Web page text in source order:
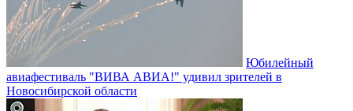
Юбилейный
авиафестиваль "ВИВА АВИА!" удивил зрителей в
Новосибирской области